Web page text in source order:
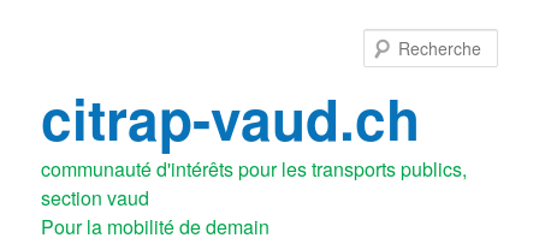
citrap-vaud.ch
communauté d'intérêts pour les transports publics,
section vaud